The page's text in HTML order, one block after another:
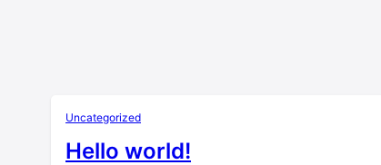
Uncategorized
Hello world!